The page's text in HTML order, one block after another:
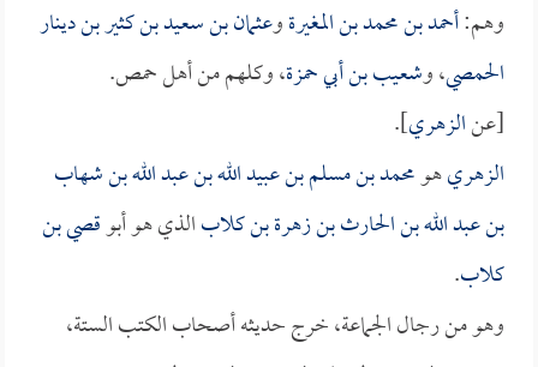
وهم:أحمد بن محمد بن المغيرةوعثمان بن سعيد بن كثير بن دينار
الحمصي، وشعيب بن أبي حمزة، وكلهم من أهل حمص.
[عنالزهري].
الزهريهومحمد بن مسلم بن عبيد الله بن عبد الله بن شهاب
بن عبد الله بن الحارث بن زهرة بن كلابالذي هو أبوقصي بن
كلاب.
وهو من رجال الجماعة، خرج حديثه أصحاب الكتب الستة،